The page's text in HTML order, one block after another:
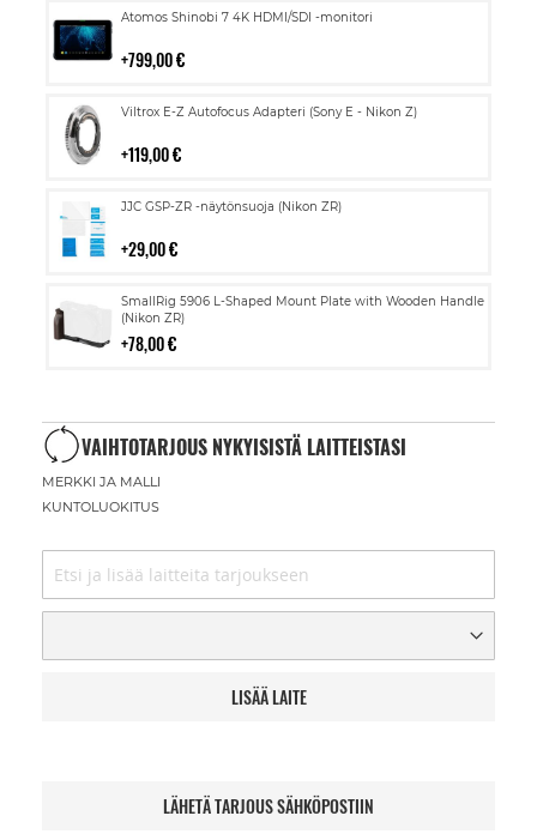
Atomos Shinobi 7 4K HDMI/SDI -monitori
799,00 €
Lisää
Viltrox E-Z Autofocus Adapteri (Sony E - Nikon Z)
119,00 €
Lisää
JJC GSP-ZR -näytönsuoja (Nikon ZR)
29,00 €
Lisää
SmallRig 5906 L-Shaped Mount Plate with Wooden Handle
(Nikon ZR)
78,00 €
Lisää
ostoskoriin
VAIHTOTARJOUS NYKYISISTÄ LAITTEISTASI
MERKKI JA MALLI
KUNTOLUOKITUS
LISÄÄ LAITE
LÄHETÄ TARJOUS SÄHKÖPOSTIIN